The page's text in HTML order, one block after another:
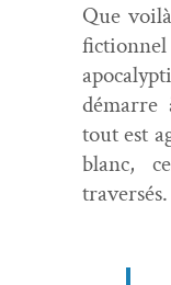
Que
fic­tion­nel
démarre
tout est
blanc,
traversés.